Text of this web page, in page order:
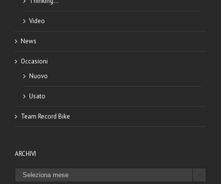
Video
News
Occasioni
Nuovo
Usato
Team Record Bike
ARCHIVI
ARCHIVI